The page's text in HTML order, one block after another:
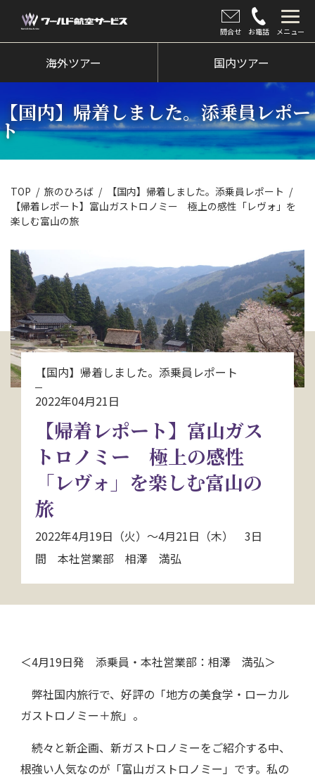
問合せ お電話 メニュー
海外ツアー
クルーズツアー
ツアー催行状況
旅のひろば
イベント
新着情報
会社情報
お問い合わせ
資料請求
電話にてお問い合わせ
海外ツアー 国内ツアー
【国内】帰着しました。添乗員レポー
ト
TOP 旅のひろば
【国内】帰着しました。添乗員レポート
【帰着レポート】富山ガストロノミー 極上の感性「レヴォ」を
楽しむ富山の旅
【国内】帰着しました。添乗員レポート
2022年04月21日
【帰着レポート】富山ガス
トロノミー 極上の感性
「レヴォ」を楽しむ富山の
旅
2022年4月19日（火）～4月21日（木） 3日
間 本社営業部 相澤 満弘
＜4月19日発 添乗員・本社営業部：相澤 満弘＞
弊社国内旅行で、好評の「地方の美食学・ローカル
ガストロノミー＋旅」。
続々と新企画、新ガストロノミーをご紹介する中、
根強い人気なのが「富山ガストロノミー」です。私の